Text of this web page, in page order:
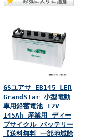
GSユアサ EB145 LER
GrandStar 小型電動
車用鉛蓄電池 12V
145Ah 産業用 ディー
プサイクル バッテリー
【送料無料 一部地域除